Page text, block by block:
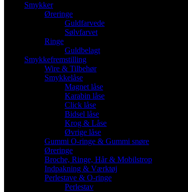
Smykker
Øreringe
Guldfarvede
Sølvfarvet
Ringe
Guldbelagt
Smykkefremstilling
Wire & Tilbehør
Smykkelåse
Magnet låse
Karabin låse
Click låse
Bidsel låse
Krog & Låse
Øvrige låse
Gummi O-ringe & Gummi snøre
Øreringe
Broche, Ringe, Hår & Mobilstrop
Indpakning & Værktøj
Perlestave & O-ringe
Perlestav